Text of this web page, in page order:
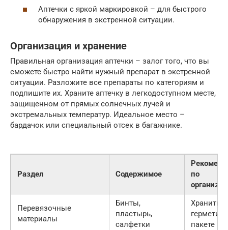
Аптечки с яркой маркировкой – для быстрого
обнаружения в экстренной ситуации.
Организация и хранение
Правильная организация аптечки – залог того, что вы
сможете быстро найти нужный препарат в экстренной
ситуации. Разложите все препараты по категориям и
подпишите их. Храните аптечку в легкодоступном месте,
защищенном от прямых солнечных лучей и
экстремальных температур. Идеальное место –
бардачок или специальный отсек в багажнике.
Раздел Содержимое
по
Перевязочные
материалы
Бинты,
пластырь,
салфетки
Хранить в
пакете